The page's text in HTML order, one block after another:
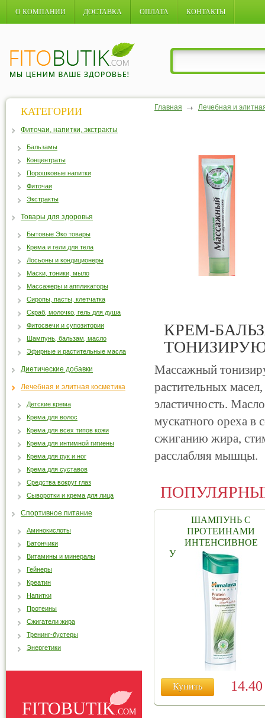
О КОМПАНИИ ДОСТАВКА ОПЛАТА КОНТАКТЫ
Главная Лечебная и
КРЕМ-
Массажный
растительных
эластичность.
мускатного ореха в
сжиганию жира,
расслабляя мышцы.
ШАМПУНЬ С
ПРОТЕИНАМИ
ИНТЕНСИВНОЕ
УВЛАЖНЕНИЕ 100
Купить
КАТЕГОРИИ
Фиточаи, напитки, экстракты
Бальзамы
Концентраты
Порошковые напитки
Фиточаи
Экстракты
Товары для здоровья
Бытовые Эко товары
Крема и гели для тела
Лосьоны и кондиционеры
Маски, тоники, мыло
Массажеры и аппликаторы
Сиропы, пасты, клетчатка
Скраб, молочко, гель для душа
Фитосвечи и супозитории
Шампунь, бальзам, масло
Эфирные и растительные масла
Диетические добавки
Лечебная и элитная косметика
Детские крема
Крема для волос
Крема для всех типов кожи
Крема для интимной гигиены
Крема для рук и ног
Крема для суставов
Средства вокруг глаз
Сыворотки и крема для лица
Спортивное питание
Аминокислоты
Батончики
Витамины и минералы
Гейнеры
Креатин
Напитки
Протеины
Сжигатели жира
Тренинг-бустеры
Энергетики
FITOBUTIK.COM